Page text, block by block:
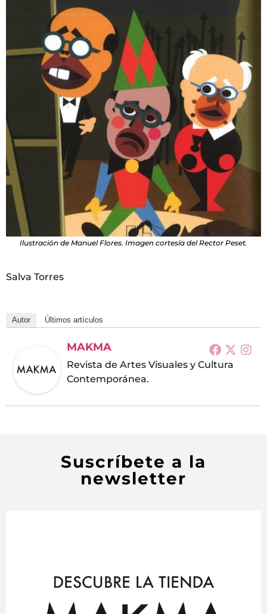
Ilustración de Manuel Flores. Imagen cortesía del Rector Peset.
Salva Torres
Autor Últimos artículos
MAKMA
Revista de Artes Visuales y Cultura
Contemporánea.
Suscríbete a la
newsletter